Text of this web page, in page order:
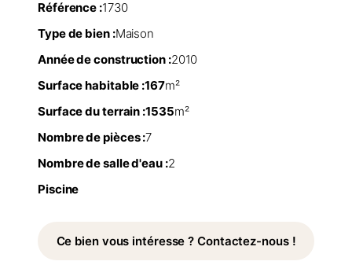
Référence :1730
Type de bien :Maison
Année de construction :2010
Surface habitable :167m²
Surface du terrain :1535m²
Nombre de pièces :7
Nombre de salle d'eau :2
Piscine
Ce bien vous intéresse ? Contactez-nous !